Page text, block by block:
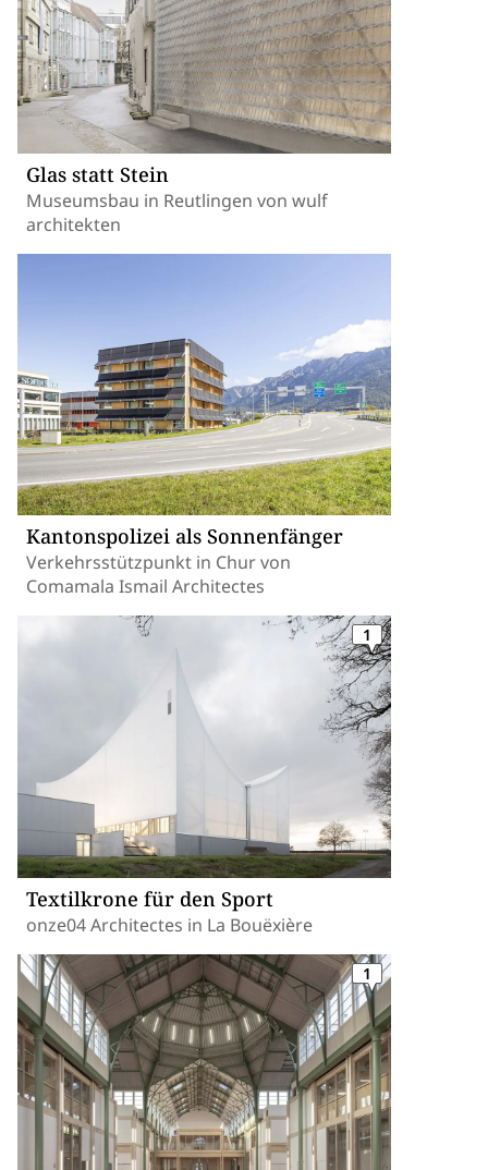
Glas statt Stein
Museumsbau in Reutlingen von wulf
architekten
Kantonspolizei als Sonnenfänger
Verkehrsstützpunkt in Chur von
Comamala Ismail Architectes
Textilkrone für den Sport
onze04 Architectes in La Bouëxière
1
1